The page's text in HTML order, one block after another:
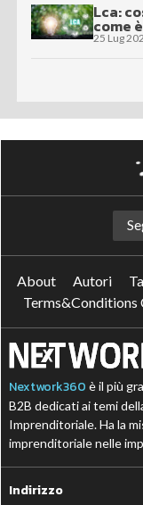
Lca:
come
25 Lug
About Autori
Terms&Conditions
Nextwork360 è il più
B2B dedicati ai temi
Imprenditoriale. Ha la
imprenditoriale nelle
Indirizzo